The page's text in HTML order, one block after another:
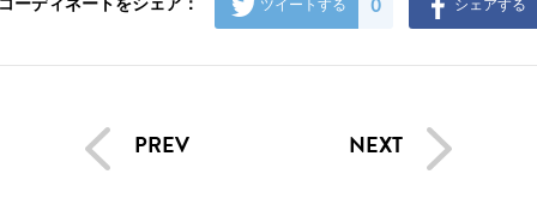
ーディネートをシェア： ツイートする 0 シェアする
PREV NEXT